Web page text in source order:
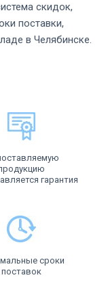
скидок,
поставки,
в Челябинске.
гарантия
сроки
поставок